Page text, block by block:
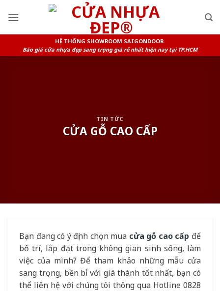
HỆ THỐNG SHOWROOM SAIGONDOOR
Báo giá cửa nhựa đẹp sang trọng giá rẻ nhất hiện nay tại TP.HCM
TIN TỨC
CỬA GỖ CAO CẤP
Bạn đang có ý định chọn mua cửa gỗ cao cấp để
bố trí, lắp đặt trong không gian sinh sống, làm
việc của mình? Để tham khảo những mẫu cửa
sang trọng, bền bỉ với giá thành tốt nhất, bạn có
thể liên hệ với chúng tôi thông qua Hotline 0828